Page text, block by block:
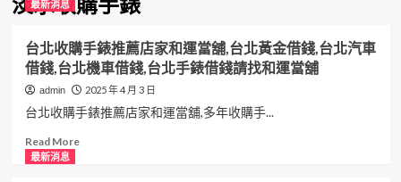
最新消息
台北收購手錶推薦店家和運當舖,台北黃金借錢,台北汽車
借錢,台北機車借錢,台北手錶借錢請找和運當舖
admin 2025 年 4 月 3 日
台北收購手錶推薦店家和運當舖,多年收購手...
Read MoreRead
最新消息